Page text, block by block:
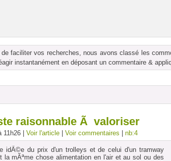
de faciliter vos recherches, nous avons classé les
instantanément en déposant un commentaire &
raisonnable Ã valoriser
11h26 | Voir l'article Voir commentaires nb:4
idÃ©e du prix d'un trolleys et de celui d'un tramway
la mÃªme chose alimentation en l'air et au sol ou des